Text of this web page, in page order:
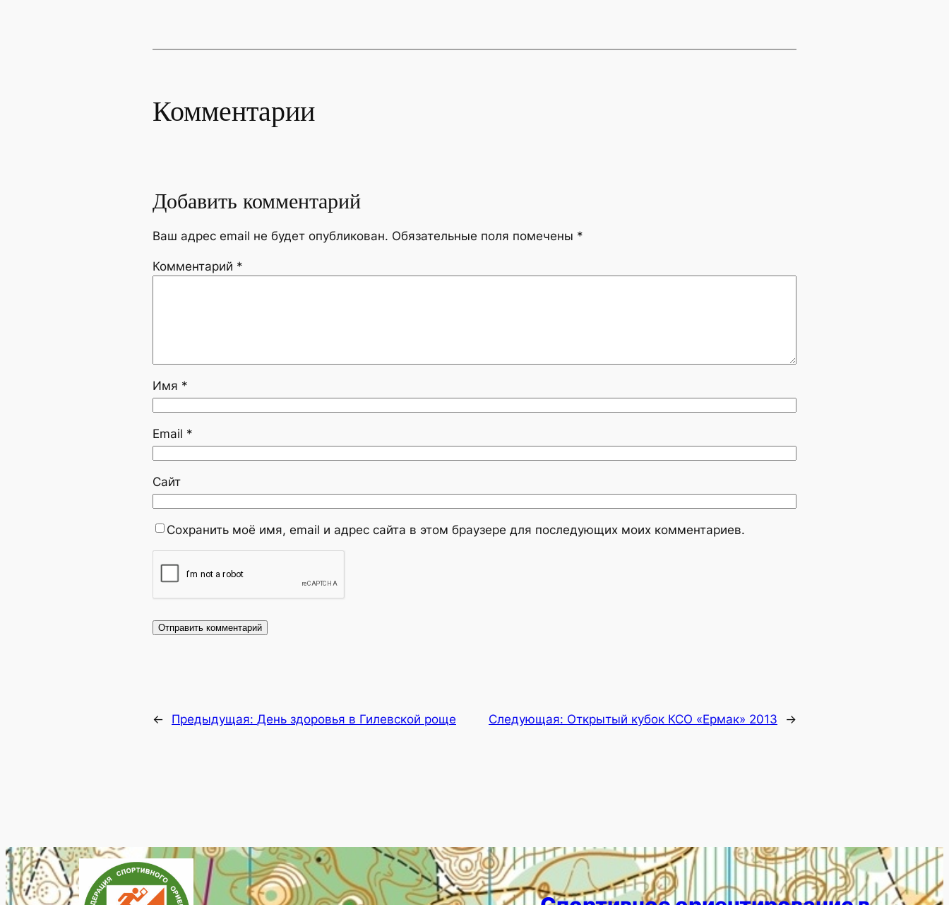
Комментарии
Добавить комментарий
Ваш адрес email не будет опубликован. Обязательные поля помечены *
Комментарий *
Имя *
Email *
Сайт
Сохранить моё имя, email и адрес сайта в этом браузере для последующих моих комментариев.
← Предыдущая: День здоровья в Гилевской роще Следующая: Открытый кубок КСО «Ермак» 2013 →